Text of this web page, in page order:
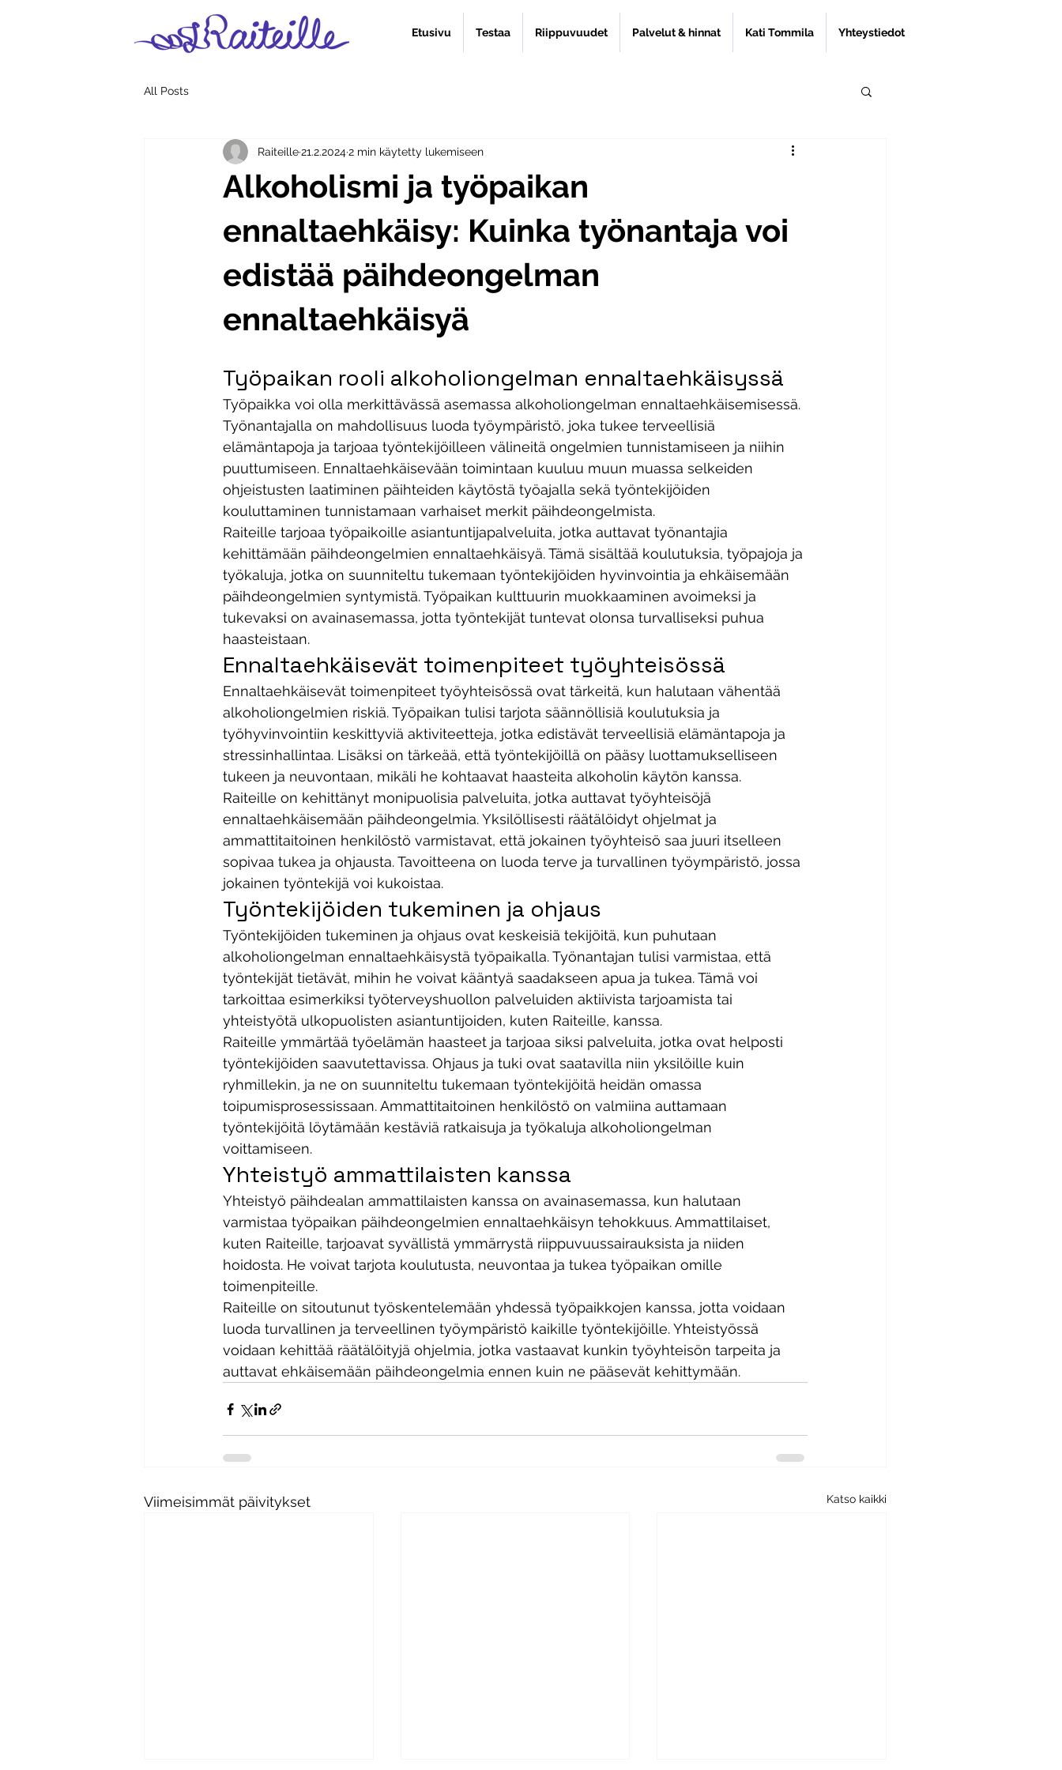
Etusivu Testaa Riippuvuudet Palvelut & hinnat Kati Tommila Yhteystiedot
All Posts
Alkoholismi ja työpaikan
ennaltaehkäisy: Kuinka työnantaja voi
edistää päihdeongelman
ennaltaehkäisyä
Raiteille21.2.20242 min käytetty lukemiseen
Työpaikan rooli alkoholiongelman ennaltaehkäisyssä
Työpaikka voi olla merkittävässä asemassa alkoholiongelman ennaltaehkäisemisessä.
Työnantajalla on mahdollisuus luoda työympäristö, joka tukee terveellisiä
elämäntapoja ja tarjoaa työntekijöilleen välineitä ongelmien tunnistamiseen ja niihin
puuttumiseen. Ennaltaehkäisevään toimintaan kuuluu muun muassa selkeiden
ohjeistusten laatiminen päihteiden käytöstä työajalla sekä työntekijöiden
kouluttaminen tunnistamaan varhaiset merkit päihdeongelmista.
Raiteille tarjoaa työpaikoille asiantuntijapalveluita, jotka auttavat työnantajia
kehittämään päihdeongelmien ennaltaehkäisyä. Tämä sisältää koulutuksia, työpajoja ja
työkaluja, jotka on suunniteltu tukemaan työntekijöiden hyvinvointia ja ehkäisemään
päihdeongelmien syntymistä. Työpaikan kulttuurin muokkaaminen avoimeksi ja
tukevaksi on avainasemassa, jotta työntekijät tuntevat olonsa turvalliseksi puhua
haasteistaan.
Ennaltaehkäisevät toimenpiteet työyhteisössä
Ennaltaehkäisevät toimenpiteet työyhteisössä ovat tärkeitä, kun halutaan vähentää
alkoholiongelmien riskiä. Työpaikan tulisi tarjota säännöllisiä koulutuksia ja
työhyvinvointiin keskittyviä aktiviteetteja, jotka edistävät terveellisiä elämäntapoja ja
stressinhallintaa. Lisäksi on tärkeää, että työntekijöillä on pääsy luottamukselliseen
tukeen ja neuvontaan, mikäli he kohtaavat haasteita alkoholin käytön kanssa.
Raiteille on kehittänyt monipuolisia palveluita, jotka auttavat työyhteisöjä
ennaltaehkäisemään päihdeongelmia. Yksilöllisesti räätälöidyt ohjelmat ja
ammattitaitoinen henkilöstö varmistavat, että jokainen työyhteisö saa juuri itselleen
sopivaa tukea ja ohjausta. Tavoitteena on luoda terve ja turvallinen työympäristö, jossa
jokainen työntekijä voi kukoistaa.
Työntekijöiden tukeminen ja ohjaus
Työntekijöiden tukeminen ja ohjaus ovat keskeisiä tekijöitä, kun puhutaan
alkoholiongelman ennaltaehkäisystä työpaikalla. Työnantajan tulisi varmistaa, että
työntekijät tietävät, mihin he voivat kääntyä saadakseen apua ja tukea. Tämä voi
tarkoittaa esimerkiksi työterveyshuollon palveluiden aktiivista tarjoamista tai
yhteistyötä ulkopuolisten asiantuntijoiden, kuten Raiteille, kanssa.
Raiteille ymmärtää työelämän haasteet ja tarjoaa siksi palveluita, jotka ovat helposti
työntekijöiden saavutettavissa. Ohjaus ja tuki ovat saatavilla niin yksilöille kuin
ryhmillekin, ja ne on suunniteltu tukemaan työntekijöitä heidän omassa
toipumisprosessissaan. Ammattitaitoinen henkilöstö on valmiina auttamaan
työntekijöitä löytämään kestäviä ratkaisuja ja työkaluja alkoholiongelman
voittamiseen.
Yhteistyö ammattilaisten kanssa
Yhteistyö päihdealan ammattilaisten kanssa on avainasemassa, kun halutaan
varmistaa työpaikan päihdeongelmien ennaltaehkäisyn tehokkuus. Ammattilaiset,
kuten Raiteille, tarjoavat syvällistä ymmärrystä riippuvuussairauksista ja niiden
hoidosta. He voivat tarjota koulutusta, neuvontaa ja tukea työpaikan omille
toimenpiteille.
Raiteille on sitoutunut työskentelemään yhdessä työpaikkojen kanssa, jotta voidaan
luoda turvallinen ja terveellinen työympäristö kaikille työntekijöille. Yhteistyössä
voidaan kehittää räätälöityjä ohjelmia, jotka vastaavat kunkin työyhteisön tarpeita ja
auttavat ehkäisemään päihdeongelmia ennen kuin ne pääsevät kehittymään.
Viimeisimmät päivitykset Katso kaikki